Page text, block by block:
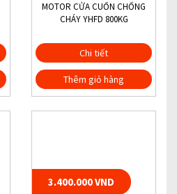
MOTOR CỬA CUỐN CHỐNG
CHÁY YHFD 800KG
Chi tiết
Thêm giỏ hàng
3.400.000 VND